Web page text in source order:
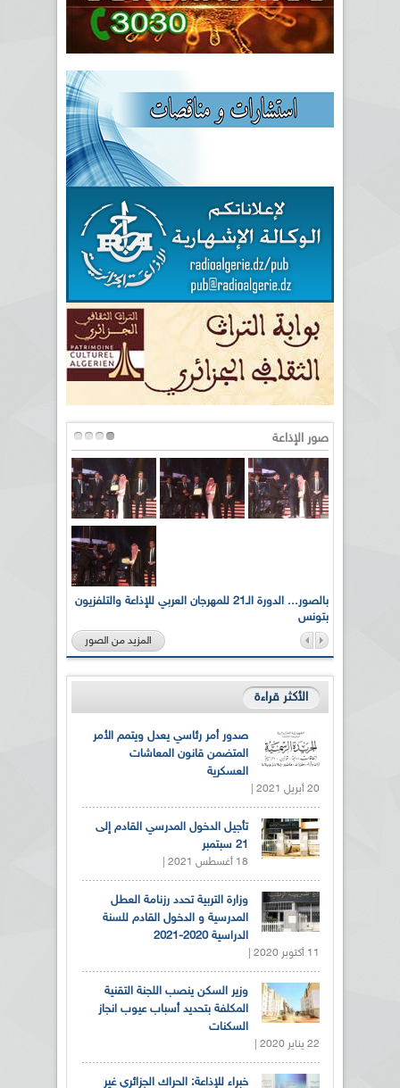
صور الإذاعة
بالصور... الدورة الـ21 للمهرجان العربي للإذاعة والتلفزيون
بتونس
المزيد من الصور
الأكثر قراءة
صدور أمر رئاسي يعدل ويتمم الأمر
المتضمن قانون المعاشات
العسكرية
20 أبريل 2021 |
تأجيل الدخول المدرسي القادم إلى
21 سبتمبر
18 أغسطس 2021 |
وزارة التربية تحدد رزنامة العطل
المدرسية و الدخول القادم للسنة
الدراسية 2020-2021
11 أكتوبر 2020 |
وزير السكن ينصب اللجنة التقنية
المكلفة بتحديد أسباب عيوب انجاز
السكنات
22 يناير 2020 |
خبراء للإذاعة: الحراك الجزائري غير